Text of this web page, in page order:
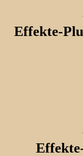
Effekte-